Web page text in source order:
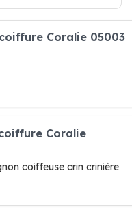
Coralie 05003
Coralie
coiffeuse crin crinière